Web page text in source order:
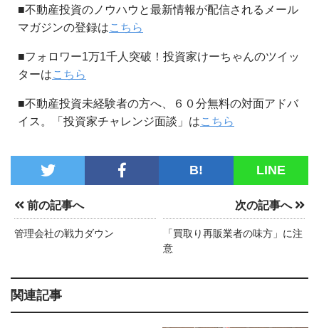
■不動産投資のノウハウと最新情報が配信されるメール
マガジンの登録はこちら
■フォロワー1万1千人突破！投資家けーちゃんのツイッ
ターはこちら
■不動産投資未経験者の方へ、６０分無料の対面アドバ
イス。「投資家チャレンジ面談」はこちら
B! LINE
前の記事へ
管理会社の戦力ダウン
次の記事へ
「買取り再販業者の味方」に注
意
関連記事